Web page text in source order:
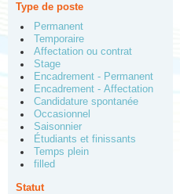
Type de poste
Permanent
Temporaire
Affectation ou contrat
Stage
Encadrement - Permanent
Encadrement - Affectation
Candidature spontanée
Occasionnel
Saisonnier
Étudiants et finissants
Temps plein
filled
Statut